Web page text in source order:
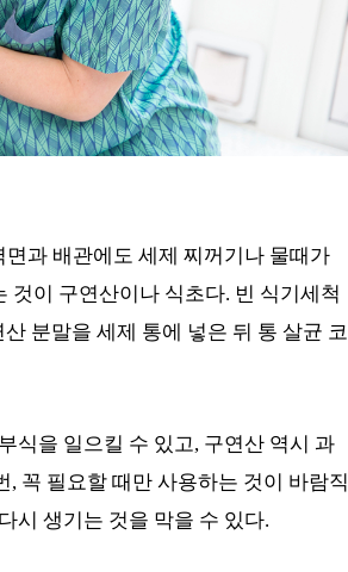
과 배관에도 세제 찌꺼기나 물때가
것이 구연산이나 식초다. 빈 식기세척
분말을 세제 통에 넣은 뒤 통 살균 코
식을 일으킬 수 있고, 구연산 역시 과
꼭 필요할 때만 사용하는 것이 바람직
시 생기는 것을 막을 수 있다.